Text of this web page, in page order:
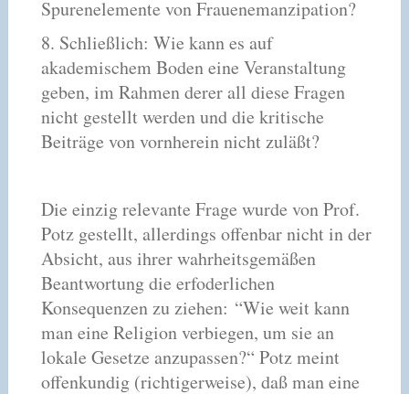
Spurenelemente von Frauenemanzipation?
8. Schließlich: Wie kann es auf
akademischem Boden eine Veranstaltung
geben, im Rahmen derer all diese Fragen
nicht gestellt werden und die kritische
Beiträge von vornherein nicht zuläßt?
Die einzig relevante Frage wurde von Prof.
Potz gestellt, allerdings offenbar nicht in der
Absicht, aus ihrer wahrheitsgemäßen
Beantwortung die erfoderlichen
Konsequenzen zu ziehen: “Wie weit kann
man eine Religion verbiegen, um sie an
lokale Gesetze anzupassen?“ Potz meint
offenkundig (richtigerweise), daß man eine